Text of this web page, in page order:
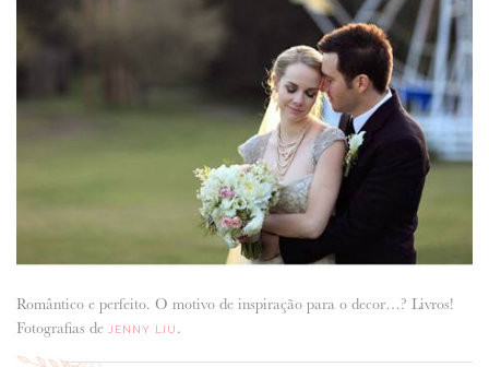
Romântico e perfeito. O motivo de inspiração para o decor…? Livros!
Fotografias de JENNY LIU .